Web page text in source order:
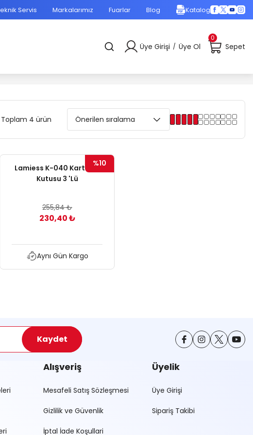
Servis Markalarımız Fuarlar Blog Katalog
Üye Girişi / Üye Ol Sepet
0
Toplam 4 ürün
%10
Lamiess K-040 Kartvizit
Kutusu 3 'Lü
255,84 ₺
230,40 ₺
Aynı Gün Kargo
Kaydet
Alışveriş
Mesafeli Satış Sözleşmesi
Gizlilik ve Güvenlik
İptal İade Koşullari
Üyelik
Üye Girişi
Sipariş Takibi